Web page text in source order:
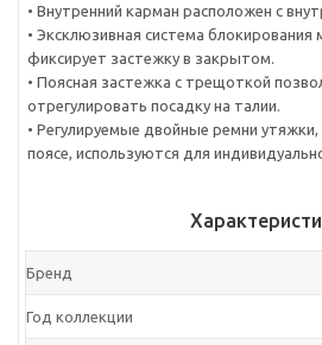
• Внутренний карман расположен с
• Эксклюзивная система блокирования
фиксирует застежку в закрытом.
• Поясная застежка с трещоткой
отрегулировать посадку на талии.
• Регулируемые двойные ремни
поясе, используются для
Бренд
Год коллекции